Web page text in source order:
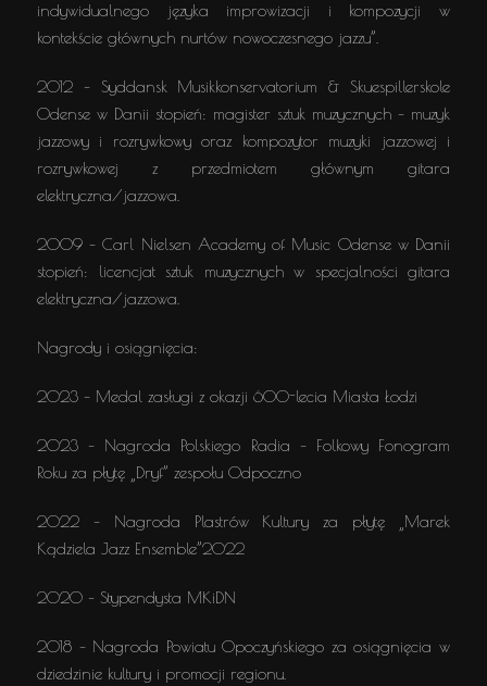
indywidualnego języka improwizacji i kompozycji w
kontekście głównych nurtów nowoczesnego jazzu”.
2012 – Syddansk Musikkonservatorium & Skuespillerskole
Odense w Danii stopień: magister sztuk muzycznych – muzyk
jazzowy i rozrywkowy oraz kompozytor muzyki jazzowej i
rozrywkowej z przedmiotem głównym gitara
elektryczna/jazzowa.
2009 – Carl Nielsen Academy of Music Odense w Danii
stopień: licencjat sztuk muzycznych w specjalności gitara
elektryczna/jazzowa.
Nagrody i osiągnięcia:
2023 – Medal zasługi z okazji 600-lecia Miasta Łodzi
2023 – Nagroda Polskiego Radia – Folkowy Fonogram
Roku za płytę „Dryf” zespołu Odpoczno
2022 – Nagroda Plastrów Kultury za płytę „Marek
Kądziela Jazz Ensemble”2022
2020 – Stypendysta MKiDN
2018 – Nagroda Powiatu Opoczyńskiego za osiągnięcia w
dziedzinie kultury i promocji regionu.